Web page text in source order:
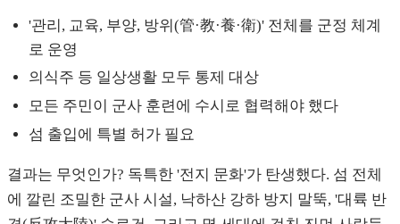
'관리, 교육, 부양, 방위(管·教·養·衛)' 전체를 군정 체계
로 운영
의식주 등 일상생활 모두 통제 대상
모든 주민이 군사 훈련에 수시로 협력해야 했다
섬 출입에 특별 허가 필요
결과는 무엇인가? 독특한 '전지 문화'가 탄생했다. 섬 전체
에 깔린 조밀한 군사 시설, 낙하산 강하 방지 말뚝, '대륙 반